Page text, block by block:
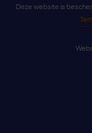
Deze website is